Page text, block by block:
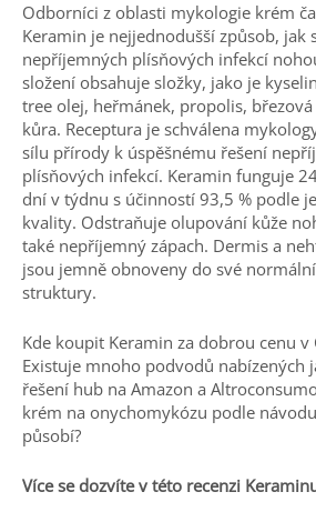
Odborníci z oblasti mykologie krém
Keramin je nejjednodušší způsob, jak
nepříjemných plísňových infekcí
složení obsahuje složky, jako je
tree olej, heřmánek, propolis,
kůra. Receptura je schválena
sílu přírody k úspěšnému řešení
plísňových infekcí. Keramin funguje
dní v týdnu s účinností 93,5 % podle
kvality. Odstraňuje olupování kůže
také nepříjemný zápach. Dermis a
jsou jemně obnoveny do své
struktury.
Kde koupit Keramin za dobrou cenu v
Existuje mnoho podvodů nabízených
řešení hub na Amazon a
krém na onychomykózu podle
působí?
Více se dozvíte v této recenzi